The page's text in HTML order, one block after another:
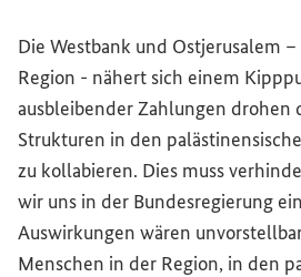
Die Westbank und Ostjerusalem
Region - nähert sich einem
ausbleibender Zahlungen drohen
Strukturen in den
zu kollabieren. Dies muss
wir uns in der Bundesregierung
Auswirkungen wären
Menschen in der Region, in den